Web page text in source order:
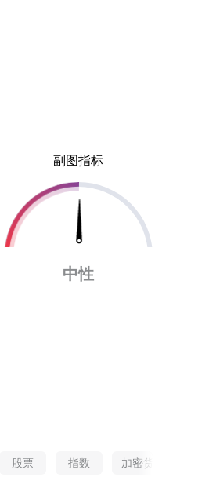
副图指标
中性
股票 指数 加密货币